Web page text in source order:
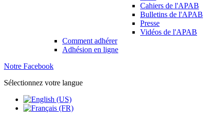
Cahiers de l'APAB
Bulletins de l'APAB
Presse
Vidéos de l'APAB
Comment adhérer
Adhésion en ligne
Notre Facebook
Sélectionnez votre langue